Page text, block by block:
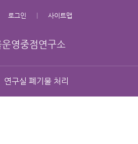
로그인 사이트맵
연구실 폐기물 처리
운영중점연구소